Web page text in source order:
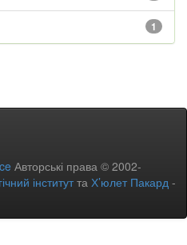
1
Авторські права © 2002-
інститутта Х’юлет Пакард -